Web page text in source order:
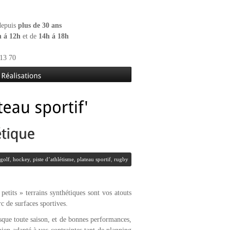
plus de 30 ans
á 12h et de 14h á 18h
70
golf hockey, piste d’athlétisme plateau sportif rugby
» terrains synthétiques sont vos atouts
de surfaces sportives.
toute saison, et de bonnes performances,